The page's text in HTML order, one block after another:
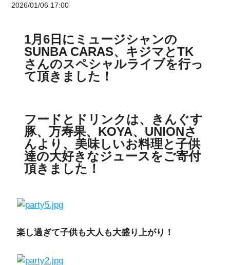
2026/01/06 17:00
1月6日にミュージシャンの
SUNBA CARAS、キジマとTK
さんのスペシャルライブを行っ
て頂きました！
フードとドリンクは、きんぐす
豚、万寿果、KOYA、UNIONさ
んより、美味しいお料理と子供
達の大好きなジュースをご寄付
頂きました！
楽し過ぎて子供も大人も大盛り上がり！